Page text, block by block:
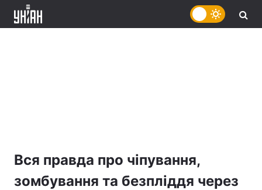
Вся правда про чіпування,
зомбування та безпліддя через